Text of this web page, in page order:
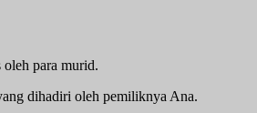
oleh para murid.
dihadiri oleh pemiliknya Ana.